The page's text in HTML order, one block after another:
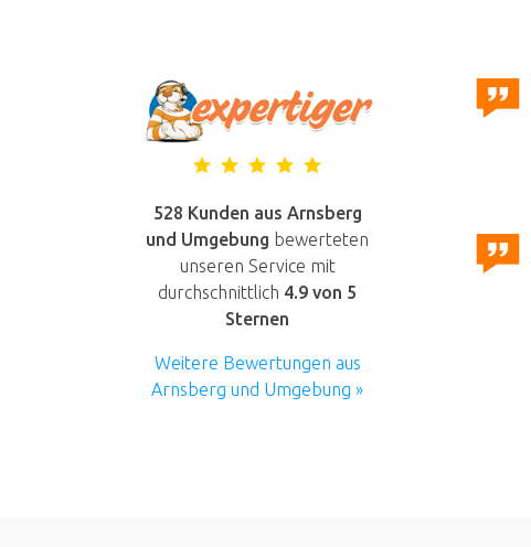
528 Kunden aus Arnsberg
und Umgebung bewerteten
unseren Service mit
durchschnittlich 4.9 von 5
Sternen
Weitere Bewertungen aus
Arnsberg und Umgebung »